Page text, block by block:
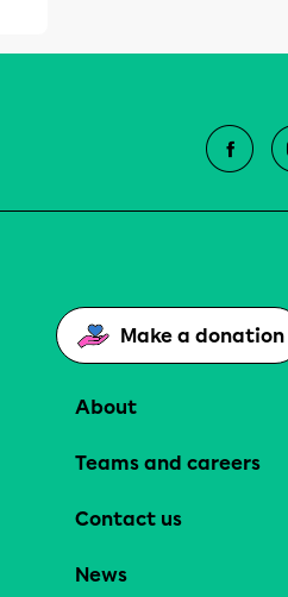
Make a donation
About
Teams and careers
Contact us
News